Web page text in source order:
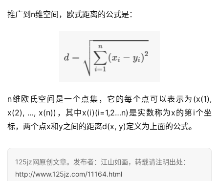
推广到n维空间，欧式距离的公式是：
n维欧氏空间是一个点集，它的每个点可以表示为(x(1),
x(2), …, x(n))，其中x(i)(i=1,2…n)是实数称为x的第i个坐
标，两个点x和y之间的距离d(x, y)定义为上面的公式。
125jz网原创文章。发布者：江山如画，转载请注明出处：
http://www.125jz.com/11164.html